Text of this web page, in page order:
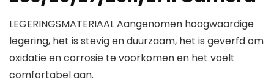
LEGERINGSMATERIAAL Aangenomen hoogwaardige
legering, het is stevig en duurzaam, het is geverfd om
oxidatie en corrosie te voorkomen en het voelt
comfortabel aan.